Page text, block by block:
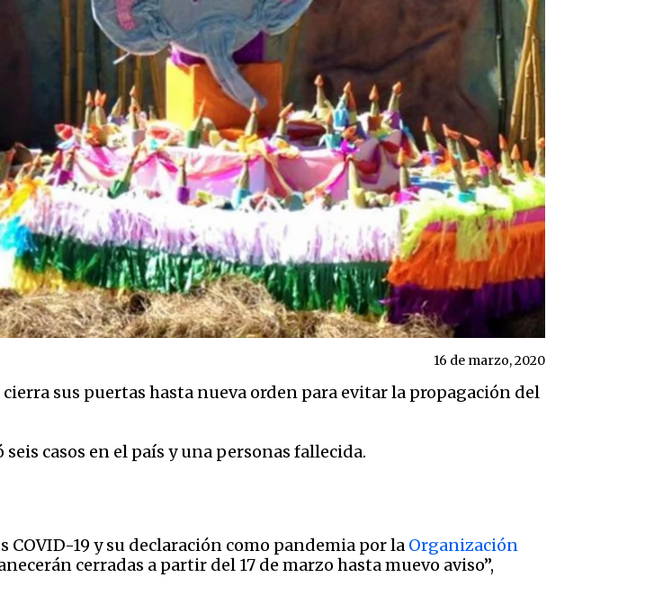
16 de marzo, 2020
cierra sus puertas hasta nueva orden para evitar la propagación del
casos en el país y una personas fallecida.
19 y su declaración como pandemia por la Organización
cerradas a partir del 17 de marzo hasta muevo aviso”,